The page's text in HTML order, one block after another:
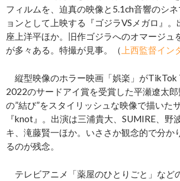
フィルムを、迫真の映像と5.1ch音響のシ
ョンとして上映する『ゴジラVSメガロ』
座上洋平ほか。旧作ゴジラへのオマージュ
が多々ある。特撮が見事。（ 上西監督イン
縦型映像のホラー映画「娯楽」がTikTok
2022のサードアイ賞を受賞した平瀬遼太
の”結び”をスタイリッシュな映像で描いた
『knot』。出演は三浦貴大、SUMIRE、野
キ、滝藤賢一ほか。いささか観念的で分か
るのが残念。
テレビアニメ「薬屋のひとりごと」など